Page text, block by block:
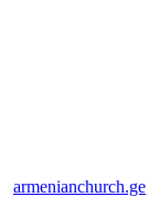
armenianchurch.ge